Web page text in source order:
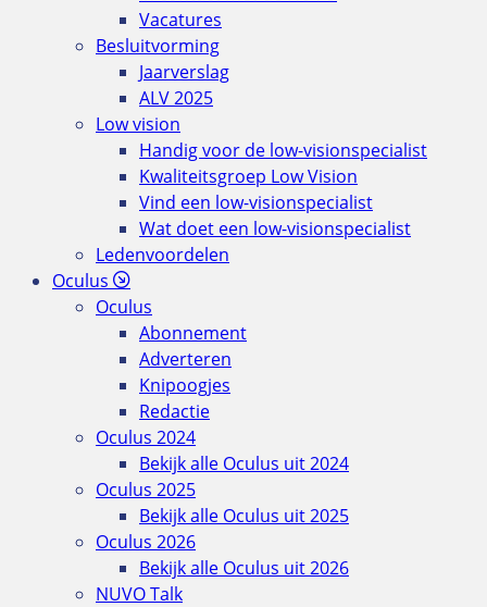
Vacatures
Besluitvorming
Jaarverslag
ALV 2025
Low vision
Handig voor de low-visionspecialist
Kwaliteitsgroep Low Vision
Vind een low-visionspecialist
Wat doet een low-visionspecialist
Ledenvoordelen
Oculus
Oculus
Abonnement
Adverteren
Knipoogjes
Redactie
Oculus 2024
Bekijk alle Oculus uit 2024
Oculus 2025
Bekijk alle Oculus uit 2025
Oculus 2026
Bekijk alle Oculus uit 2026
NUVO Talk